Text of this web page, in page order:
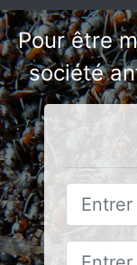
Pour être
société